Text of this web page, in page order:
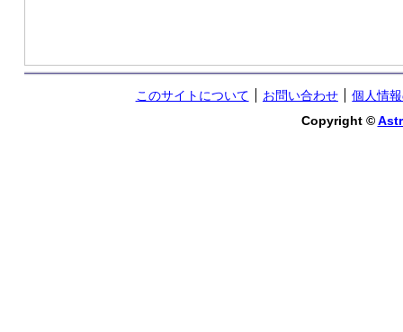
このサイトについて お問い合わせ
個人情
Copyright ©